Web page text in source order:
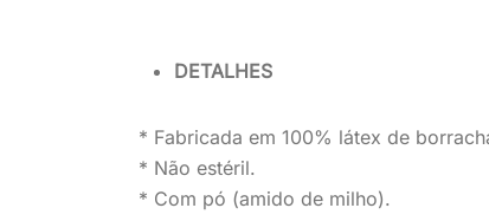
DETALHES
* Fabricada em 100% látex de
* Não estéril.
* Com pó (amido de milho).